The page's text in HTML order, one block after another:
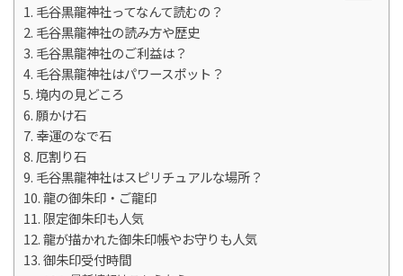
毛谷黒龍神社ってなんて読むの？
毛谷黒龍神社の読み方や歴史
毛谷黒龍神社のご利益は？
毛谷黒龍神社はパワースポット？
境内の見どころ
願かけ石
幸運のなで石
厄割り石
毛谷黒龍神社はスピリチュアルな場所？
龍の御朱印・ご龍印
限定御朱印も人気
龍が描かれた御朱印帳やお守りも人気
御朱印受付時間